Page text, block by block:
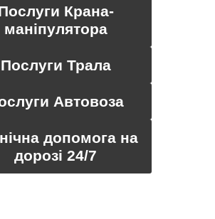
Крана-
маніпулятора
Послуги Трала
Автовоза
допомога на
дорозі 24/7